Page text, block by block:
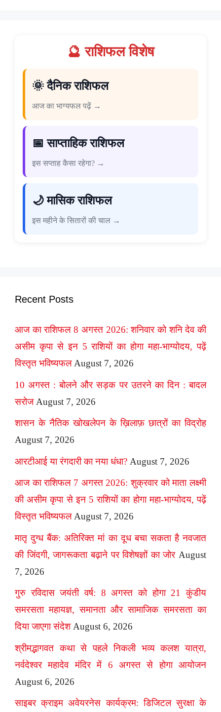
🔮 राशिफल विशेष
🌞 दैनिक राशिफल
आज का भाग्यफल पढ़ें →
📅 साप्ताहिक राशिफल
इस सप्ताह कैसा रहेगा? →
🌙 मासिक राशिफल
इस महीने के सितारों की चाल →
Recent Posts
आज का राशिफल 8 अगस्त 2026: शनिवार को शनि देव की
असीम कृपा से इन 5 राशियों का होगा महा-भाग्योदय, पढ़ें
विस्तृत भविष्यफल August 7, 2026
10 अगस्त : बोलने और सड़क पर उतरने का दिन : बादल
सरोज August 7, 2026
शासन के नैतिक खोखलेपन के ख़िलाफ़ छात्रों का विद्रोह
August 7, 2026
आरटीआई या रंगदारी का नया धंधा? August 7, 2026
आज का राशिफल 7 अगस्त 2026: शुक्रवार को माता लक्ष्मी
की असीम कृपा से इन 5 राशियों का होगा महा-भाग्योदय, पढ़ें
विस्तृत भविष्यफल August 7, 2026
मातृ दुग्ध बैंक: अतिरिक्त मां का दूध बचा सकता है नवजात
की जिंदगी, जागरूकता बढ़ाने पर विशेषज्ञों का जोर August
7, 2026
गुरु रविदास जयंती वर्ष: 8 अगस्त को होगा 21 कुंडीय
समरसता महायज्ञ, समानता और सामाजिक समरसता का
दिया जाएगा संदेश August 6, 2026
श्रीमद्भागवत कथा से पहले निकली भव्य कलश यात्रा,
नर्वदेश्वर महादेव मंदिर में 6 अगस्त से होगा आयोजन
August 6, 2026
साइबर क्राइम अवेयरनेस कार्यक्रम: डिजिटल सुरक्षा के